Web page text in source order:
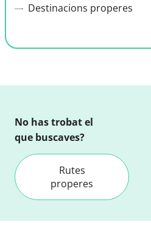
Destinacions properes
No has trobat el
que buscaves?
Rutes
properes